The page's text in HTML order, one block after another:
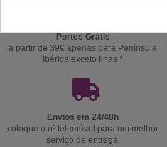
Portes Grátis
a partir de 39€ apenas para Península
Ibérica exceto Ilhas *
Envios em 24/48h
coloque o nº telemóvel para um melhor
serviço de entrega.